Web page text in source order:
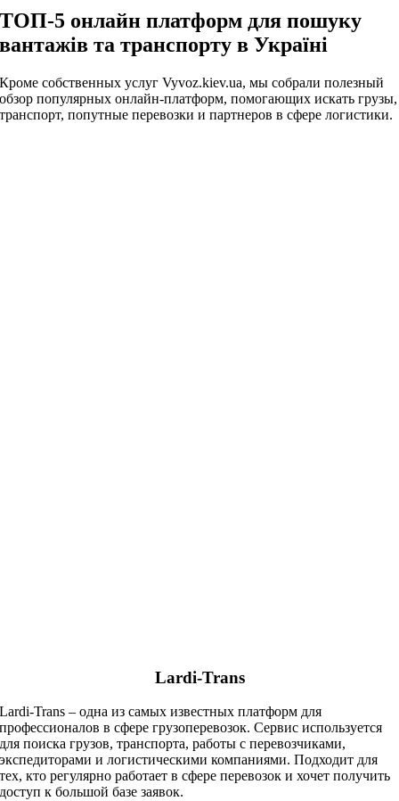
ТОП-5 онлайн платформ для пошуку
вантажів та транспорту в Україні
Кроме собственных услуг Vyvoz.kiev.ua, мы собрали полезный
обзор популярных онлайн-платформ, помогающих искать грузы,
транспорт, попутные перевозки и партнеров в сфере логистики.
Lardi-Trans
Lardi-Trans – одна из самых известных платформ для
профессионалов в сфере грузоперевозок. Сервис используется
для поиска грузов, транспорта, работы с перевозчиками,
экспедиторами и логистическими компаниями. Подходит для
тех, кто регулярно работает в сфере перевозок и хочет получить
доступ к большой базе заявок.